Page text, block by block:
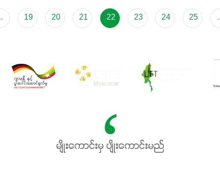
အရသာ ပိုမိုကောင်းမွန်စေဖို့အတွက် လိုအပ်တဲ့အာဟာရဓာတ်
ဖြစ်ပါတယ်။ ဟူးမစ်အက်စစ်ပါဝင်ပေါင်းစပ်ထားတဲ့အတွက်
အကျိုးကျေးဇူးများစွာကိုရရှိစေမှာဖြစ်ပါတယ်။ စပါးအပါအဝင်
နှံစားသီးနှံများ၊ပဲအမျိုးမျိုး၊ဟင်းသီးဟင်းရွက်နဲ့ ဥယျာဉ်ခြံသီးနှံ
မလို့ အတွေးမများဘဲ သီးနှံတိုင်းကြီးထွားအောင် ဖန်းလင့်ရဲ့ #စ
မတ်သီးစုံကို သုံးကြပါစို့....
19 20 21 22 23 24 25
မျိုးကောင်းမှ ပျိုးကောင်းမည်